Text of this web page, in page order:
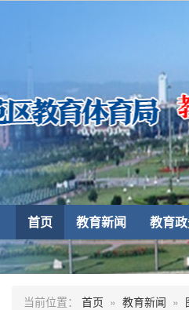
首页 教育新闻 教育
当前位置： 首页 » 教育新闻 »